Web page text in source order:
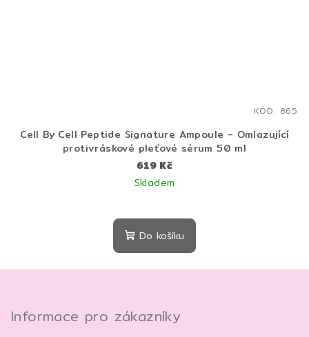
Cell By Cell Peptide Signature Ampoule - Omlazující
protivráskové pleťové sérum 50 ml
619 Kč
Skladem
hodnocení
produktu
z
Do košíku
KÓD: 865
Z
Informace pro zákazníky